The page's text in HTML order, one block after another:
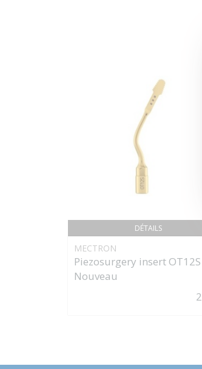
DÉTAILS
MECTRON
Piezosurgery insert OT12S
Nouveau